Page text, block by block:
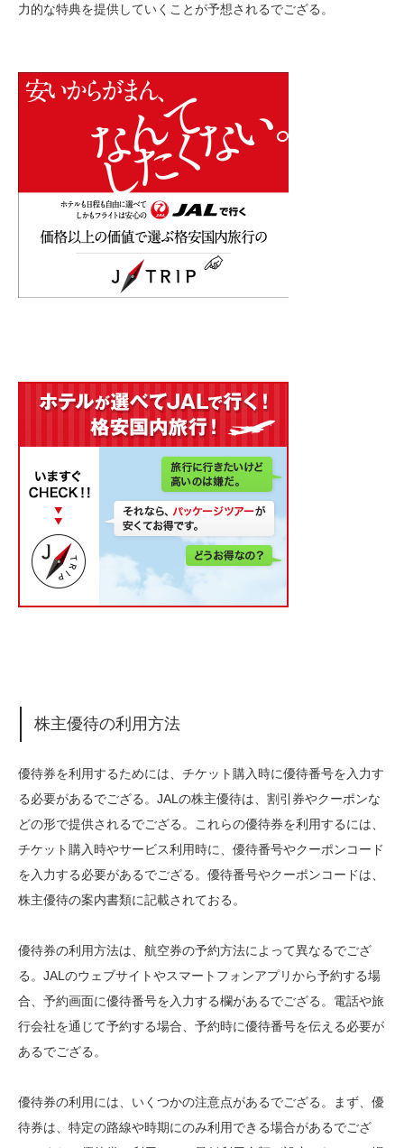
力的な特典を提供していくことが予想されるでござる。
株主優待の利用方法
優待券を利用するためには、チケット購入時に優待番号を入力す
る必要があるでござる。JALの株主優待は、割引券やクーポンな
どの形で提供されるでござる。これらの優待券を利用するには、
チケット購入時やサービス利用時に、優待番号やクーポンコード
を入力する必要があるでござる。優待番号やクーポンコードは、
株主優待の案内書類に記載されておる。
優待券の利用方法は、航空券の予約方法によって異なるでござ
る。JALのウェブサイトやスマートフォンアプリから予約する場
合、予約画面に優待番号を入力する欄があるでござる。電話や旅
行会社を通じて予約する場合、予約時に優待番号を伝える必要が
あるでござる。
優待券の利用には、いくつかの注意点があるでござる。まず、優
待券は、特定の路線や時期にのみ利用できる場合があるでござ